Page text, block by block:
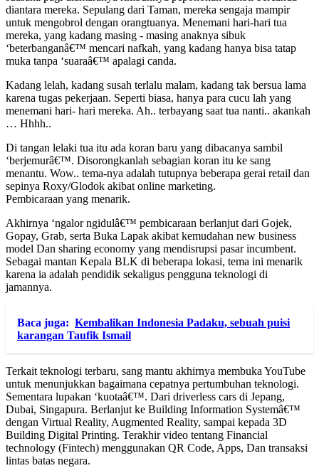
diantara mereka. Sepulang dari Taman, mereka sengaja mampir
untuk mengobrol dengan orangtuanya. Menemani hari-hari tua
mereka, yang kadang masing - masing anaknya sibuk
‘beterbanganâ€™ mencari nafkah, yang kadang hanya bisa tatap
muka tanpa ‘suaraâ€™ apalagi canda.
Kadang lelah, kadang susah terlalu malam, kadang tak bersua lama
karena tugas pekerjaan. Seperti biasa, hanya para cucu lah yang
menemani hari- hari mereka. Ah.. terbayang saat tua nanti.. akankah
… Hhhh..
Di tangan lelaki tua itu ada koran baru yang dibacanya sambil
‘berjemurâ€™. Disorongkanlah sebagian koran itu ke sang
menantu. Wow.. tema-nya adalah tutupnya beberapa gerai retail dan
sepinya Roxy/Glodok akibat online marketing.
Pembicaraan yang menarik.
Akhirnya ‘ngalor ngidulâ€™ pembicaraan berlanjut dari Gojek,
Gopay, Grab, serta Buka Lapak akibat kemudahan new business
model Dan sharing economy yang mendisrupsi pasar incumbent.
Sebagai mantan Kepala BLK di beberapa lokasi, tema ini menarik
karena ia adalah pendidik sekaligus pengguna teknologi di
jamannya.
Baca juga: Kembalikan Indonesia Padaku, sebuah puisi
karangan Taufik Ismail
Terkait teknologi terbaru, sang mantu akhirnya membuka YouTube
untuk menunjukkan bagaimana cepatnya pertumbuhan teknologi.
Sementara lupakan ‘kuotaâ€™. Dari driverless cars di Jepang,
Dubai, Singapura. Berlanjut ke Building Information Systemâ€™
dengan Virtual Reality, Augmented Reality, sampai kepada 3D
Building Digital Printing. Terakhir video tentang Financial
technology (Fintech) menggunakan QR Code, Apps, Dan transaksi
lintas batas negara.